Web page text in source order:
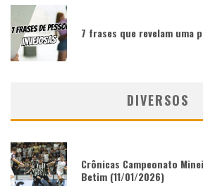
7 frases que revelam uma
DIVERSOS
Crônicas Campeonato
Betim (11/01/2026)